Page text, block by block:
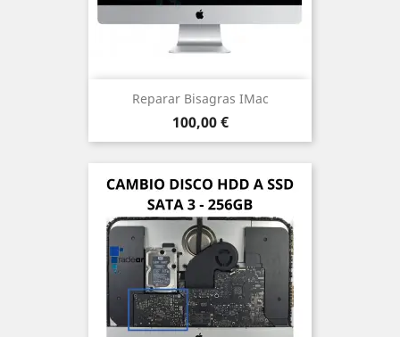
Reparar Bisagras IMac
Precio
100,00 €